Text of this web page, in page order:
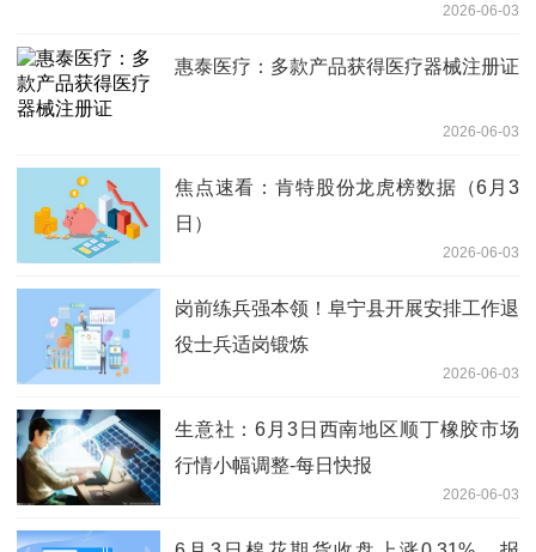
2026-06-03
惠泰医疗：多款产品获得医疗器械注册证
2026-06-03
焦点速看：肯特股份龙虎榜数据（6月3
日）
2026-06-03
岗前练兵强本领！阜宁县开展安排工作退
役士兵适岗锻炼
2026-06-03
生意社：6月3日西南地区顺丁橡胶市场
行情小幅调整-每日快报
2026-06-03